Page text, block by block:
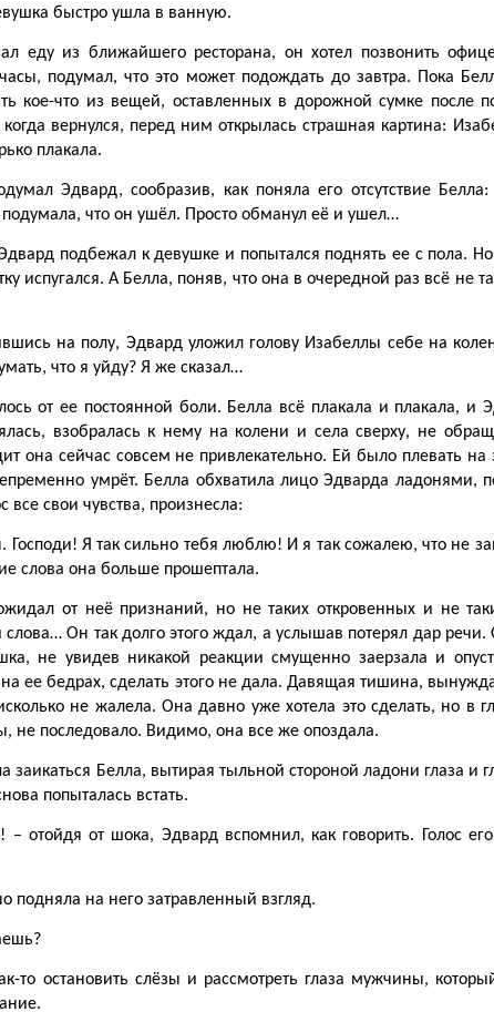
быстро ушла в ванную.
еду из ближайшего ресторана, он хотел позвонить
подумал, что это может подождать до завтра. Пока
кое-что из вещей, оставленных в дорожной сумке после
вернулся, перед ним открылась страшная картина:
плакала.
Эдвард, сообразив, как поняла его отсутствие
что он ушёл. Просто обманул её и ушел…
подбежал к девушке и попытался поднять ее с пола. Но
испугался. А Белла, поняв, что она в очередной раз всё не
на полу, Эдвард уложил голову Изабеллы себе на
что я уйду? Я же сказал…
от ее постоянной боли. Белла всё плакала и плакала, и
взобралась к нему на колени и села сверху, не
она сейчас совсем не привлекательно. Ей было плевать на
умрёт. Белла обхватила лицо Эдварда ладонями,
свои чувства, произнесла:
Я так сильно тебя люблю! И я так сожалею, что не
слова она больше прошептала.
от неё признаний, но не таких откровенных и не
Он так долго этого ждал, а услышав потерял дар речи.
не увидев никакой реакции смущенно заерзала и
ее бедрах, сделать этого не дала. Давящая тишина,
не жалела. Она давно уже хотела это сделать, но в
не последовало. Видимо, она все же опоздала.
заикаться Белла, вытирая тыльной стороной ладони глаза и
попыталась встать.
отойдя от шока, Эдвард вспомнил, как говорить. Голос
подняла на него затравленный взгляд.
то остановить слёзы и рассмотреть глаза мужчины,